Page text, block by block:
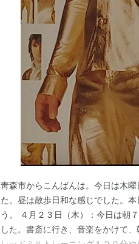
靑森市からこんばんは。今日は木
た。昼は散歩日和な感じでした。
う。 ４月２３日（木）：今日は朝
した。書斎に行き、音楽をかけて